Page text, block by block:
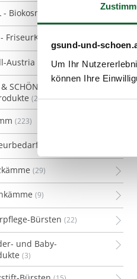
gsund-und-
Um Ihr
können Ihre
- Biokosmetik
FriseurKosmetik
Austria
SCHÖN
(2)
(223)
(29)
(9)
Bürsten (22)
und Baby-
(3)